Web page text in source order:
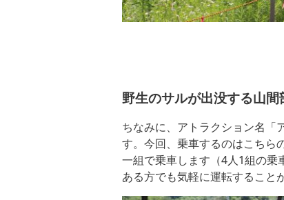
野生のサルが出没する山
ちなみに、アトラクション名「
す。今回、乗車するのはこちら
一組で乗車します（4人1組の
ある方でも気軽に運転すること